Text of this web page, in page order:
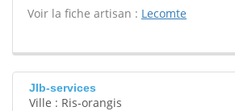
Voir la fiche artisan : Lecomte
Jlb-services
Ville : Ris-orangis